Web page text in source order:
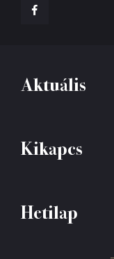
Aktuális
Kikapcs
Hetilap